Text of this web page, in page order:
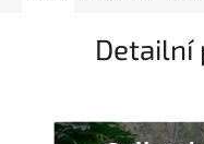
Detailní